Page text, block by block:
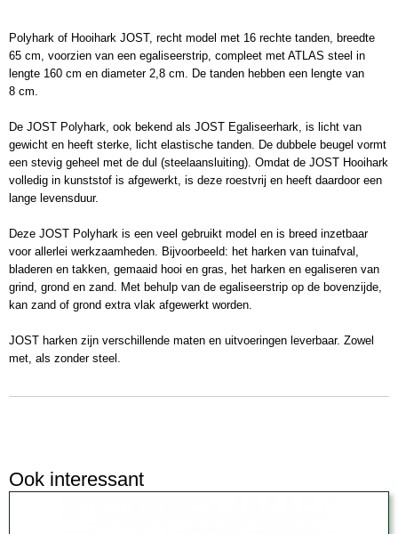
Polyhark of Hooihark JOST, recht model met 16 rechte tanden, breedte
65 cm, voorzien van een egaliseerstrip, compleet met ATLAS steel in
lengte 160 cm en diameter 2,8 cm. De tanden hebben een lengte van
8 cm.
De JOST Polyhark, ook bekend als JOST Egaliseerhark, is licht van
gewicht en heeft sterke, licht elastische tanden. De dubbele beugel vormt
een stevig geheel met de dul (steelaansluiting). Omdat de JOST Hooihark
volledig in kunststof is afgewerkt, is deze roestvrij en heeft daardoor een
lange levensduur.
Deze JOST Polyhark is een veel gebruikt model en is breed inzetbaar
voor allerlei werkzaamheden. Bijvoorbeeld: het harken van tuinafval,
bladeren en takken, gemaaid hooi en gras, het harken en egaliseren van
grind, grond en zand. Met behulp van de egaliseerstrip op de bovenzijde,
kan zand of grond extra vlak afgewerkt worden.
JOST harken zijn verschillende maten en uitvoeringen leverbaar. Zowel
met, als zonder steel.
Ook interessant